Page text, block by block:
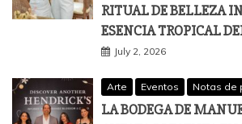
RITUAL DE BELLEZA
ESENCIA TROPICAL
July 2, 2026
Arte Eventos Notas de
LA BODEGA DE